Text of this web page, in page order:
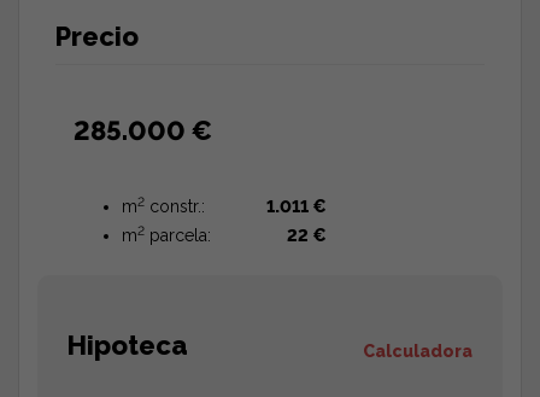
Precio
285.000 €
m2 constr.:
1.011 €
m2 parcela: 22 €
Hipoteca Calculadora